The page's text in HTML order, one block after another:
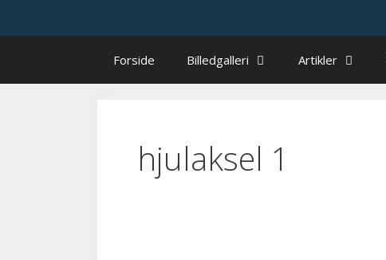
Forside Billedgalleri Artikler
hjulaksel 1